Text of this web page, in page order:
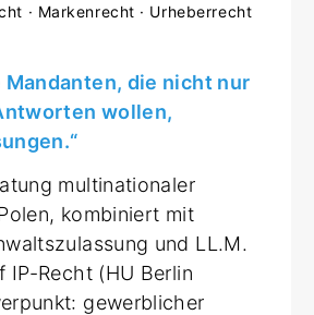
· Markenrecht · Urheberrecht
Mandanten, die nicht nur
wollen,
multinationaler
kombiniert mit
und LL.M.
IP-Recht (HU Berlin
gewerblicher